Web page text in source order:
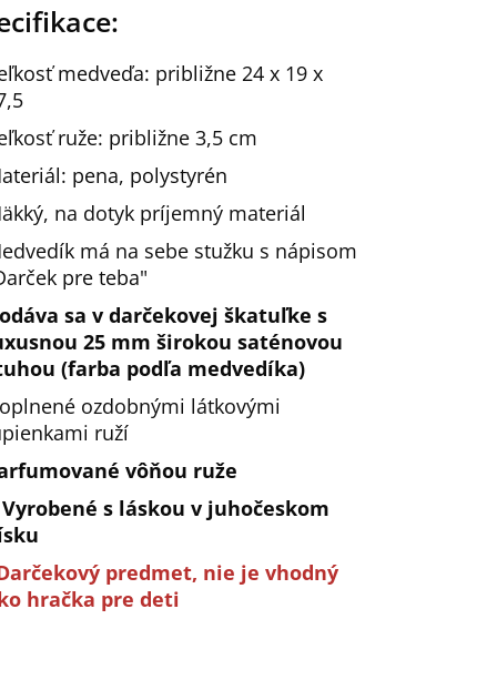
medveďa: približne 24 x 19 x
ruže: približne 3,5 cm
pena, polystyrén
na dotyk príjemný materiál
má na sebe stužku s nápisom
pre teba"
sa v darčekovej škatuľke s
25 mm širokou saténovou
(farba podľa medvedíka)
ozdobnými látkovými
ruží
vôňou ruže
s láskou v juhočeskom
predmet, nie je vhodný
hračka pre deti